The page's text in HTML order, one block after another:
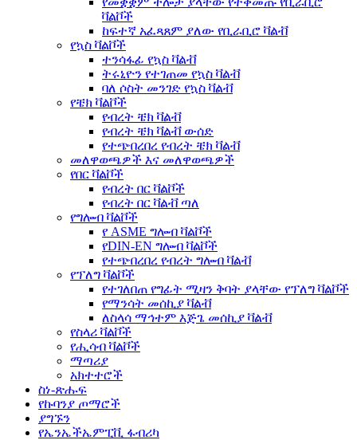
ቫልቮች
ከፍተኛ አፈጻጸም ያለው የቢራቢሮ ቫልቭ
የኳስ ቫልቮች
ተንሳፋፊ የኳስ ቫልቭ
ትሩኒዮን የተገጠመ የኳስ ቫልቭ
ባለ ሶስት መንገድ የኳስ ቫልቭ
የቼክ ቫልቮች
የብረት ቼክ ቫልቭ
የብረት ቼክ ቫልቭ ውሰድ
የተጭበረበረ የብረት ቼክ ቫልቭ
መለዋወጫዎች እና መለዋወጫዎች
የበር ቫልቮች
የብረት በር ቫልቮች
የብረት በር ቫልቭ ጣለ
የግሎብ ቫልቮች
የ ASME ግሎብ ቫልቮች
የDIN-EN ግሎብ ቫልቮች
የተጭበረበረ የብረት ግሎብ ቫልቭ
የፕለግ ቫልቮች
የተገለበጠ የግፊት ሚዛን ቅባት ያላቸው የፕለግ ቫልቮች
የማንሳት መሰኪያ ቫልቭ
ለስላሳ ማኅተም እጅጌ መሰኪያ ቫልቭ
የስላሪ ቫልቮች
የሒሳብ ቫልቮች
ማጣሪያ
አክተተሮች
ስነ-ጽሑፍ
የኩባንያ ጦማሮች
ያግኙን
የኤንኤችኤምፒቪ ፋብሪካ